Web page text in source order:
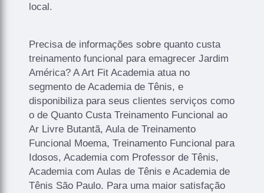
local.
Precisa de informações sobre quanto custa
treinamento funcional para emagrecer Jardim
América? A Art Fit Academia atua no
segmento de Academia de Tênis, e
disponibiliza para seus clientes serviços como
o de Quanto Custa Treinamento Funcional ao
Ar Livre Butantã, Aula de Treinamento
Funcional Moema, Treinamento Funcional para
Idosos, Academia com Professor de Tênis,
Academia com Aulas de Tênis e Academia de
Tênis São Paulo. Para uma maior satisfação